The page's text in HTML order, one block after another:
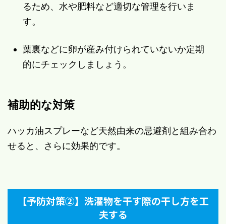
るため、水や肥料など適切な管理を行いま
す。
葉裏などに卵が産み付けられていないか定期
的にチェックしましょう。
補助的な対策
ハッカ油スプレーなど天然由来の忌避剤と組み合わ
せると、さらに効果的です。
【予防対策②】洗濯物を干す際の干し方を工
夫する